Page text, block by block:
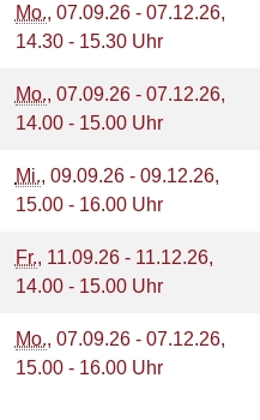
Mo., 07.09.26 - 07.12.26,
14.30 - 15.30 Uhr
Mo., 07.09.26 - 07.12.26,
14.00 - 15.00 Uhr
Mi., 09.09.26 - 09.12.26,
15.00 - 16.00 Uhr
Fr., 11.09.26 - 11.12.26,
14.00 - 15.00 Uhr
Mo., 07.09.26 - 07.12.26,
15.00 - 16.00 Uhr